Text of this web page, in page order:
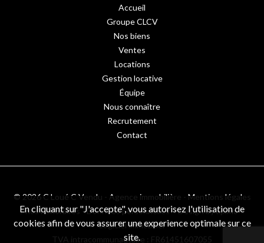
Accueil
Groupe CLCV
Nos biens
Ventes
Locations
Gestion locative
Équipe
Nous connaître
Recrutement
Contact
© 2026 C Loué C Vendu - Agence immobilière - Mentions légales
/ nos honoraires-Données personnelles– Design byapimo™
Logiciel immobilier
TVA intracommunautaire : FR61451607055
En cliquant sur "J'accepte", vous autorisez l'utilisation de
cookies afin de vous assurer une experience optimale sur ce
site.